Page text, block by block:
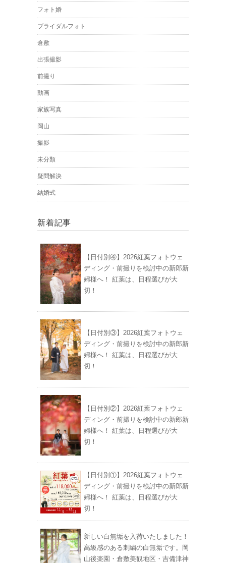
フォト婚
ブライダルフォト
倉敷
出張撮影
前撮り
動画
家族写真
岡山
撮影
未分類
疑問解決
結婚式
新着記事
【日付別④】2026紅葉フォトウェ
ディング・前撮りを検討中の新郎新
婦様へ！ 紅葉は、日程選びが大
切！
【日付別③】2026紅葉フォトウェ
ディング・前撮りを検討中の新郎新
婦様へ！ 紅葉は、日程選びが大
切！
【日付別②】2026紅葉フォトウェ
ディング・前撮りを検討中の新郎新
婦様へ！ 紅葉は、日程選びが大
切！
【日付別①】2026紅葉フォトウェ
ディング・前撮りを検討中の新郎新
婦様へ！ 紅葉は、日程選びが大
切！
新しい白無垢を入荷いたしました！
高級感のある刺繍の白無垢です。岡
山後楽園・倉敷美観地区・吉備津神